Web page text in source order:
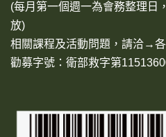
(每月第一個週一為會務整理日
放)
相關課程及活動問題，請洽→
勸募字號：衛部救字第